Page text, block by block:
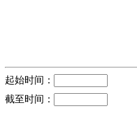
起始时间：
截至时间：